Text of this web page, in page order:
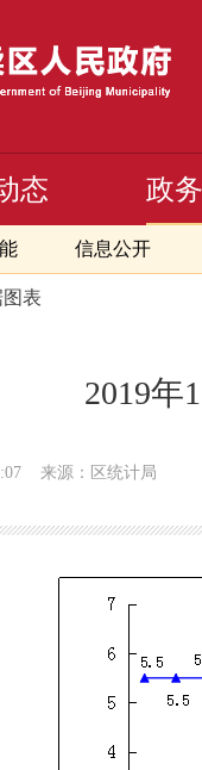
态 政
信息公开
表
2019年
来源：区统计局